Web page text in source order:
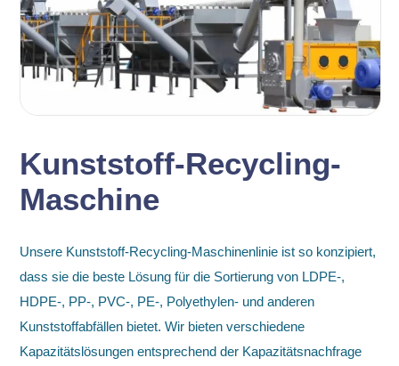
Kunststoff-Recycling-
Maschine
Unsere Kunststoff-Recycling-Maschinenlinie ist so konzipiert,
dass sie die beste Lösung für die Sortierung von LDPE-,
HDPE-, PP-, PVC-, PE-, Polyethylen- und anderen
Kunststoffabfällen bietet. Wir bieten verschiedene
Kapazitätslösungen entsprechend der Kapazitätsnachfrage